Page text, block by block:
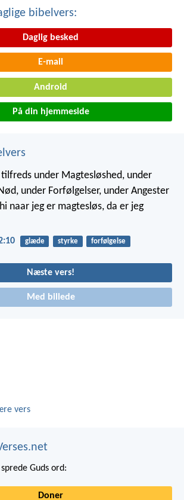
bibelvers:
Daglig besked
E-mail
Android
På din hjemmeside
under Magtesløshed, under
under Forfølgelser, under Angester
naar jeg er magtesløs, da er jeg
glæde styrke forfølgelse
Næste vers!
Med billede
vers
Guds ord:
Doner